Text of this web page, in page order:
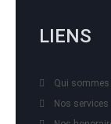
LIENS
Qui sommes
Nos services